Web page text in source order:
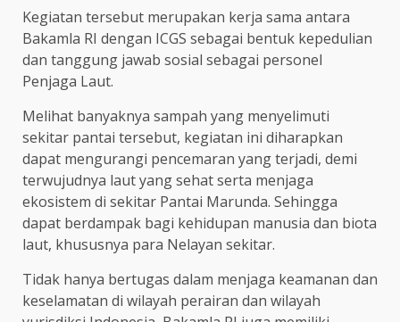
Kegiatan tersebut merupakan kerja sama antara
Bakamla RI dengan ICGS sebagai bentuk kepedulian
dan tanggung jawab sosial sebagai personel
Penjaga Laut.
Melihat banyaknya sampah yang menyelimuti
sekitar pantai tersebut, kegiatan ini diharapkan
dapat mengurangi pencemaran yang terjadi, demi
terwujudnya laut yang sehat serta menjaga
ekosistem di sekitar Pantai Marunda. Sehingga
dapat berdampak bagi kehidupan manusia dan biota
laut, khususnya para Nelayan sekitar.
Tidak hanya bertugas dalam menjaga keamanan dan
keselamatan di wilayah perairan dan wilayah